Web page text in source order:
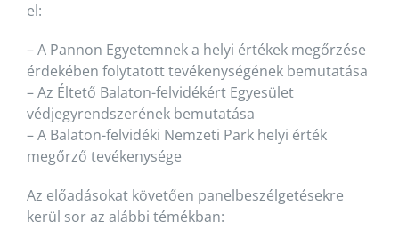
el:
– A Pannon Egyetemnek a helyi értékek megőrzése
érdekében folytatott tevékenységének bemutatása
– Az Éltető Balaton-felvidékért Egyesület
védjegyrendszerének bemutatása
– A Balaton-felvidéki Nemzeti Park helyi érték
megőrző tevékenysége
Az előadásokat követően panelbeszélgetésekre
kerül sor az alábbi témékban: